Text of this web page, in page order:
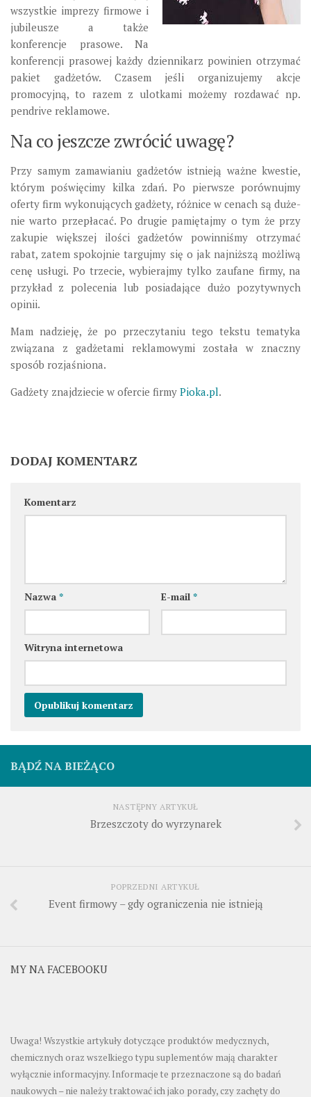
wszystkie imprezy firmowe i
jubileusze a także
konferencje prasowe. Na
konferencji prasowej każdy dziennikarz powinien otrzymać
pakiet gadżetów. Czasem jeśli organizujemy akcje
promocyjną, to razem z ulotkami możemy rozdawać np.
pendrive reklamowe.
Na co jeszcze zwrócić uwagę?
Przy samym zamawianiu gadżetów istnieją ważne kwestie,
którym poświęcimy kilka zdań. Po pierwsze porównujmy
oferty firm wykonujących gadżety, różnice w cenach są duże-
nie warto przepłacać. Po drugie pamiętajmy o tym że przy
zakupie większej ilości gadżetów powinniśmy otrzymać
rabat, zatem spokojnie targujmy się o jak najniższą możliwą
cenę usługi. Po trzecie, wybierajmy tylko zaufane firmy, na
przykład z polecenia lub posiadające dużo pozytywnych
opinii.
Mam nadzieję, że po przeczytaniu tego tekstu tematyka
związana z gadżetami reklamowymi została w znaczny
sposób rozjaśniona.
Gadżety znajdziecie w ofercie firmy Pioka.pl.
DODAJ KOMENTARZ
Komentarz
Nazwa * E-mail *
Witryna internetowa
BĄDŹ NA BIEŻĄCO
NASTĘPNY ARTYKUŁ
Brzeszczoty do wyrzynarek
POPRZEDNI ARTYKUŁ
Event firmowy – gdy ograniczenia nie istnieją
MY NA FACEBOOKU
Uwaga! Wszystkie artykuły dotyczące produktów medycznych,
chemicznych oraz wszelkiego typu suplementów mają charakter
wyłącznie informacyjny. Informacje te przeznaczone są do badań
naukowych – nie należy traktować ich jako porady, czy zachęty do